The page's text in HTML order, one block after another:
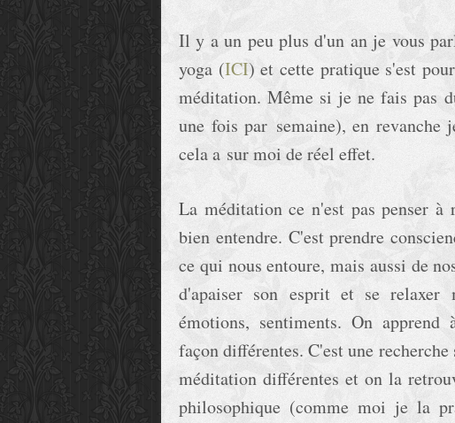
Il y a un peu plus d'un an je vous
yoga (ICI) et cette pratique s'est
méditation. Même si je ne fais pas
une fois par semaine), en
cela a sur moi de réel effet.
La méditation ce n'est pas penser
bien entendre. C'est prendre
ce qui nous entoure, mais aussi de
d'apaiser son esprit et se relaxer
émotions, sentiments. On apprend
façon différentes. C'est une
méditation différentes et on la
philosophique (comme moi je la